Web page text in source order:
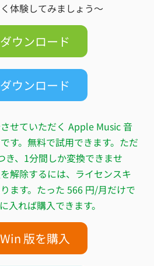
体験してみましょう～
ダウンロード
ダウンロード
せていただく Apple Music 音
す。無料で試用できます。ただ
き、1分間しか変換できませ
解除するには、ライセンスキ
ます。たった 566 円/月だけで
入れば購入できます。
Win 版を購入